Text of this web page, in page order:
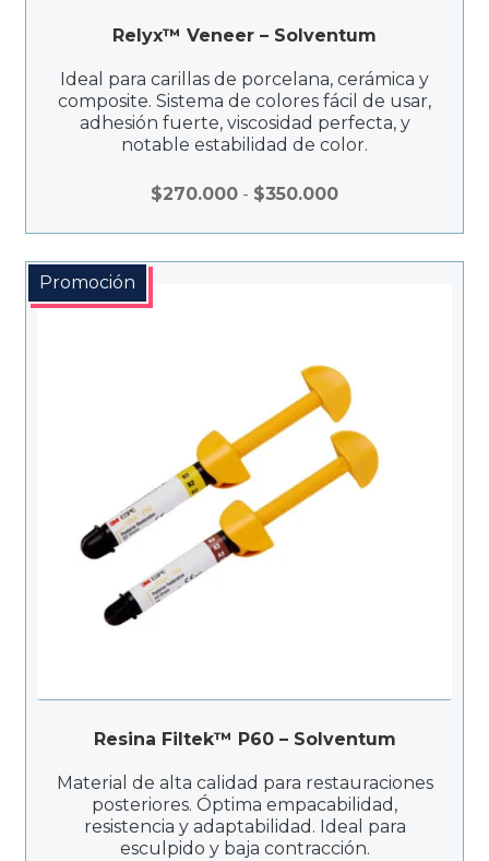
Relyx™ Veneer – Solventum
Ideal para carillas de porcelana, cerámica y
composite. Sistema de colores fácil de usar,
adhesión fuerte, viscosidad perfecta, y
notable estabilidad de color.
$270.000 - $350.000Rango
Promoción
Resina Filtek™ P60 – Solventum
Material de alta calidad para restauraciones
posteriores. Óptima empacabilidad,
resistencia y adaptabilidad. Ideal para
esculpido y baja contracción.